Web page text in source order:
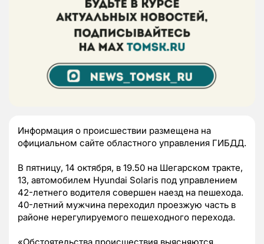
Информация о происшествии размещена на
официальном сайте областного управления ГИБДД.
В пятницу, 14 октября, в 19.50 на Шегарском тракте,
13, автомобилем Hyundai Solaris под управлением
42-летнего водителя совершен наезд на пешехода.
40-летний мужчина переходил проезжую часть в
районе нерегулируемого пешеходного перехода.